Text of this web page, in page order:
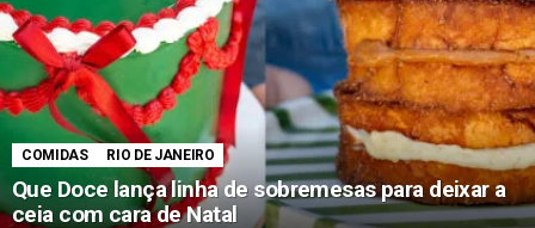
COMIDAS RIO DE JANEIRO
Que Doce lança linha de sobremesas para deixar a
ceia com cara de Natal